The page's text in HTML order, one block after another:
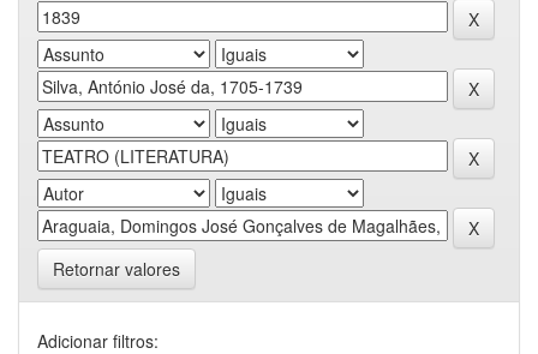
Retornar valores
Adicionar filtros: